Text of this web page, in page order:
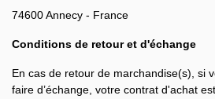
74600 Annecy - France
Conditions de retour et d'échange
En cas de retour de marchandise(s), si
faire d’échange, votre contrat d'achat